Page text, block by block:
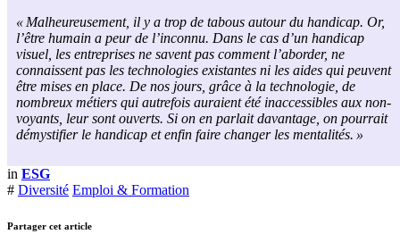
« Malheureusement, il y a trop de tabous autour du handicap. Or,
l’être humain a peur de l’inconnu. Dans le cas d’un handicap
visuel, les entreprises ne savent pas comment l’aborder, ne
connaissent pas les technologies existantes ni les aides qui peuvent
être mises en place. De nos jours, grâce à la technologie, de
nombreux métiers qui autrefois auraient été inaccessibles aux non-
voyants, leur sont ouverts. Si on en parlait davantage, on pourrait
démystifier le handicap et enfin faire changer les mentalités. »
in ESG
# Diversité Emploi & Formation
Partager cet article